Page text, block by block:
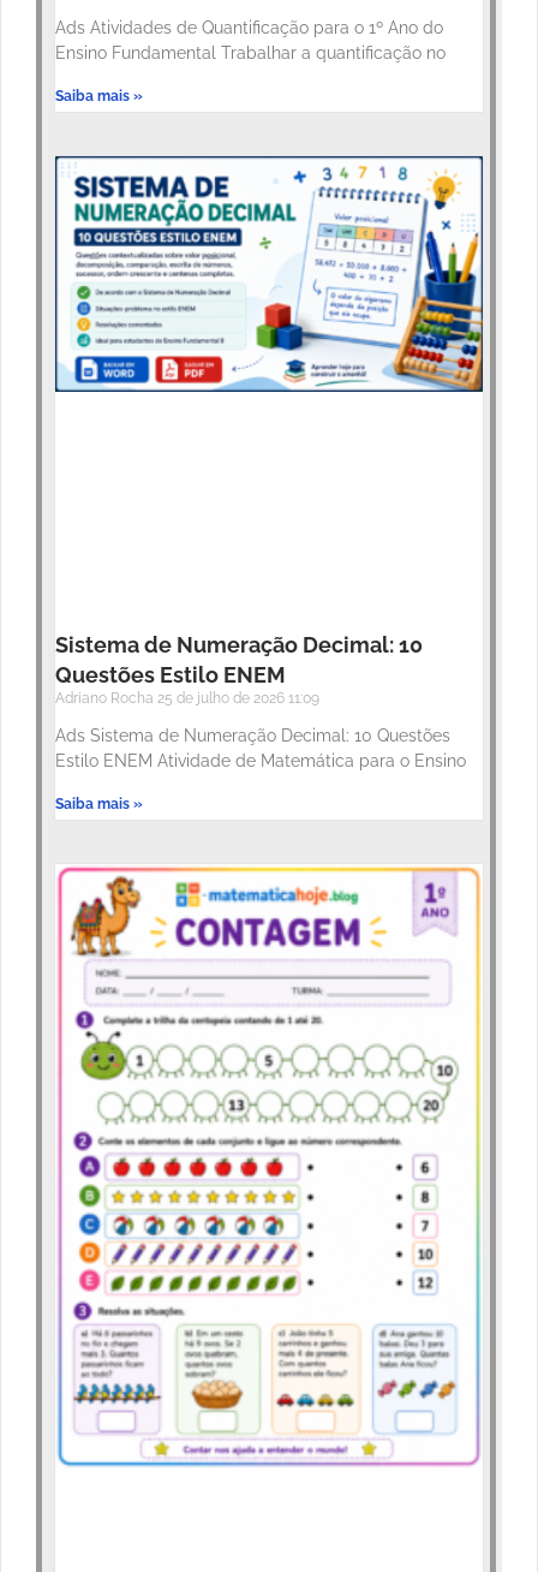
Ads Atividades de Quantificação para o 1º Ano do
Ensino Fundamental Trabalhar a quantificação no
Saiba mais »
Sistema de Numeração Decimal: 10
Questões Estilo ENEM
Adriano Rocha 25 de julho de 2026 11:09
Ads Sistema de Numeração Decimal: 10 Questões
Estilo ENEM Atividade de Matemática para o Ensino
Saiba mais »